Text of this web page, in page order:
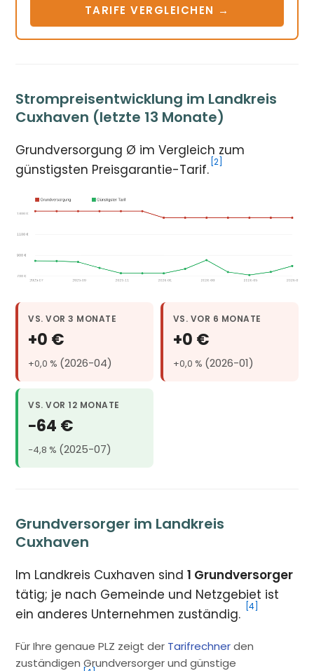
TARIFE VERGLEICHEN →
Strompreisentwicklung im Landkreis
Cuxhaven (letzte 13 Monate)
Grundversorgung Ø im Vergleich zum
günstigsten Preisgarantie-Tarif. [2]
VS. VOR 3 MONATE
+0 €
+0,0 % (2026-04)
VS. VOR 6 MONATE
+0 €
+0,0 % (2026-01)
VS. VOR 12 MONATE
−64 €
−4,8 % (2025-07)
Grundversorger im Landkreis
Cuxhaven
Im Landkreis Cuxhaven sind1 Grundversorger
tätig; je nach Gemeinde und Netzgebiet ist
ein anderes Unternehmen zuständig.
[4]
Für Ihre genaue PLZ zeigt der Tarifrechnerden
zuständigen Grundversorger und günstige